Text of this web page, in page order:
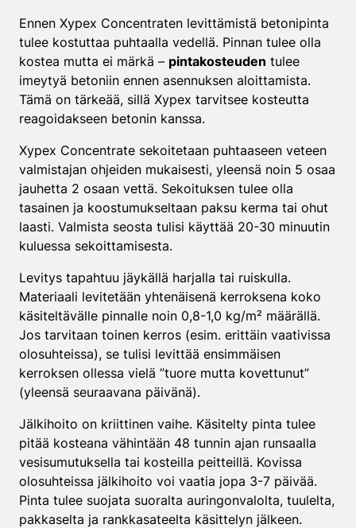
Ennen Xypex Concentraten levittämistä betonipinta
tulee kostuttaa puhtaalla vedellä. Pinnan tulee olla
kostea mutta ei märkä – pintakosteuden tulee
imeytyä betoniin ennen asennuksen aloittamista.
Tämä on tärkeää, sillä Xypex tarvitsee kosteutta
reagoidakseen betonin kanssa.
Xypex Concentrate sekoitetaan puhtaaseen veteen
valmistajan ohjeiden mukaisesti, yleensä noin 5 osaa
jauhetta 2 osaan vettä. Sekoituksen tulee olla
tasainen ja koostumukseltaan paksu kerma tai ohut
laasti. Valmista seosta tulisi käyttää 20-30 minuutin
kuluessa sekoittamisesta.
Levitys tapahtuu jäykällä harjalla tai ruiskulla.
Materiaali levitetään yhtenäisenä kerroksena koko
käsiteltävälle pinnalle noin 0,8-1,0 kg/m² määrällä.
Jos tarvitaan toinen kerros (esim. erittäin vaativissa
olosuhteissa), se tulisi levittää ensimmäisen
kerroksen ollessa vielä ”tuore mutta kovettunut”
(yleensä seuraavana päivänä).
Jälkihoito on kriittinen vaihe. Käsitelty pinta tulee
pitää kosteana vähintään 48 tunnin ajan runsaalla
vesisumutuksella tai kosteilla peitteillä. Kovissa
olosuhteissa jälkihoito voi vaatia jopa 3-7 päivää.
Pinta tulee suojata suoralta auringonvalolta, tuulelta,
pakkaselta ja rankkasateelta käsittelyn jälkeen.